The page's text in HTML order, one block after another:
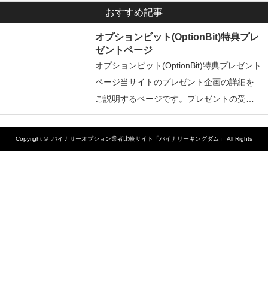
おすすめ記事
オプションビット(OptionBit)特典プレ
ゼントページ
オプションビット(OptionBit)特典プレゼント
ページ当サイトのプレゼント企画の詳細を
ご説明するページです。プレゼントの受…
Copyright © バイナリーオプション業者比較サイト「バイナリーキングダム」 All Rights